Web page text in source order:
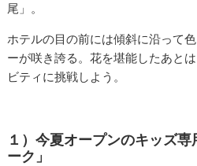
尾」。
ホテルの目の前には傾斜に沿って
ーが咲き誇る。花を堪能したあと
ビティに挑戦しよう。
１）今夏オープンのキッズ
ーク」